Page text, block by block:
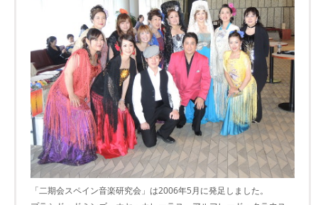
「二期会スペイン音楽研究会」は2006年5月に発足しました。